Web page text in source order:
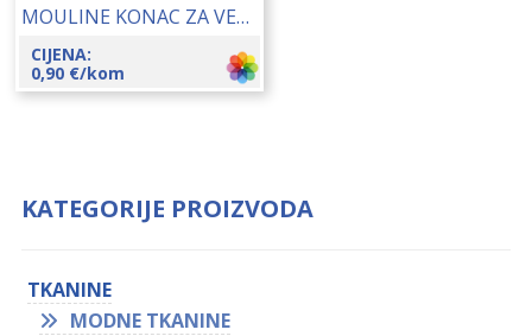
MOULINE KONAC ZA VEZENJE 25148
CIJENA:
0,90 €/kom
KATEGORIJE PROIZVODA
TKANINE
MODNE TKANINE